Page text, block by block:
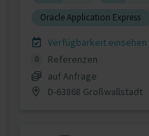
Oracle Application Express
Verfügbarkeit einsehen
0
Referenzen
auf Anfrage
D-63868 Großwallstadt